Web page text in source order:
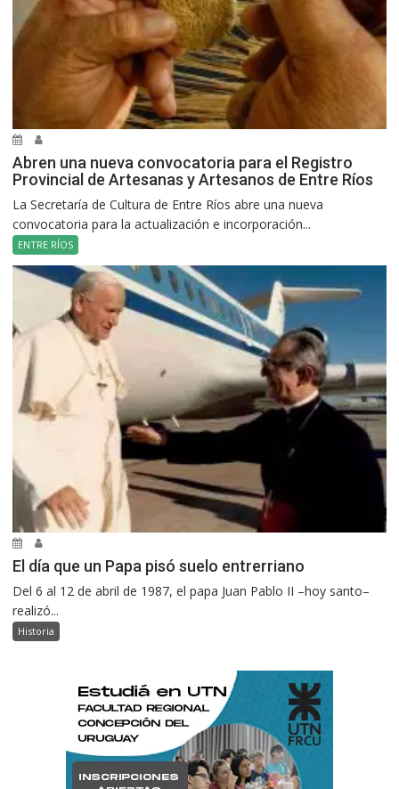
Abren una nueva convocatoria para el Registro
Provincial de Artesanas y Artesanos de Entre Ríos
La Secretaría de Cultura de Entre Ríos abre una nueva
convocatoria para la actualización e incorporación...
ENTRE RÍOS
El día que un Papa pisó suelo entrerriano
Del 6 al 12 de abril de 1987, el papa Juan Pablo II –hoy santo–
realizó...
Historia